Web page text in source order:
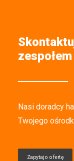
zespołem
Nasi doradcy
Twojego
Zapytaj o ofertę